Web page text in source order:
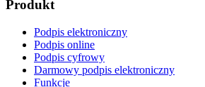
Produkt
Podpis elektroniczny
Podpis online
Podpis cyfrowy
Darmowy podpis elektroniczny
Funkcje